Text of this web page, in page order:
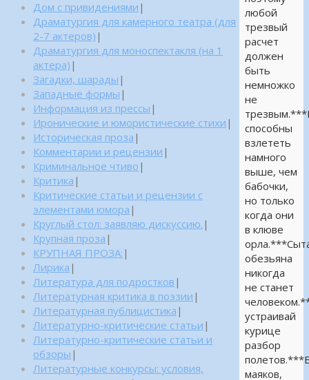
любой
трезвый
расчет
должен
быть
немножко
не
способны
взлететь
намного
выше, чем
бабочки,
но только
когда они
в клюве
обезьяна
никогда
не станет
устраивай
курице
разбор
маяков,
Дом с привидениями |
Драматургия для камерного театра (для
2-7 актеров) |
Драматургия для моноспектакля (на 1
актера) |
Загадки, шарады |
Западные формы |
Информация из прессы |
Иронические и юмористические стихи |
Историческая проза |
Комментарии и рецензии |
Криминальное чтиво |
Критика |
Критические статьи и рецензии с
элементами юмора |
Круглый стол: заявляю дискуссию. |
Крупная проза |
КРУПНАЯ ПРОЗА: |
Лирика |
Литература для подростков |
Литературная критика в поэзии |
Литературная публицистика |
Литературно-критические статьи |
Литературно-критические статьи и
обзоры |
Литературные конкурсы: условия,